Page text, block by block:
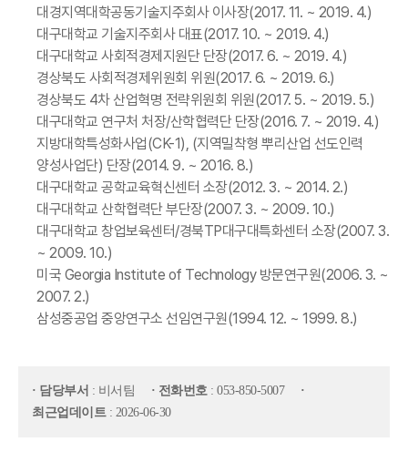
대경지역대학공동기술지주회사 이사장(2017. 11. ~ 2019. 4.)
대구대학교 기술지주회사 대표(2017. 10. ~ 2019. 4.)
대구대학교 사회적경제지원단 단장(2017. 6. ~ 2019. 4.)
경상북도 사회적경제위원회 위원(2017. 6. ~ 2019. 6.)
경상북도 4차 산업혁명 전략위원회 위원(2017. 5. ~ 2019. 5.)
대구대학교 연구처 처장/산학협력단 단장(2016. 7. ~ 2019. 4.)
지방대학특성화사업(CK-1), (지역밀착형 뿌리산업 선도인력
양성사업단) 단장(2014. 9. ~ 2016. 8.)
대구대학교 공학교육혁신센터 소장(2012. 3. ~ 2014. 2.)
대구대학교 산학협력단 부단장(2007. 3. ~ 2009. 10.)
대구대학교 창업보육센터/경북TP대구대특화센터 소장(2007. 3.
~ 2009. 10.)
미국 Georgia Institute of Technology 방문연구원(2006. 3. ~
2007. 2.)
삼성중공업 중앙연구소 선임연구원(1994. 12. ~ 1999. 8.)
· 담당부서 : 비서팀 · 전화번호 : 053-850-5007 ·
최근업데이트 : 2026-06-30